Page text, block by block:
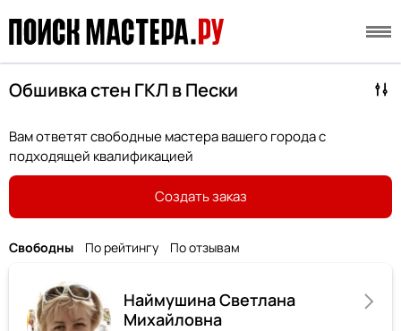
Обшивка стен ГКЛ в Пески
Вам ответят свободные мастера вашего города с
подходящей квалификацией
Создать заказ
Свободны По рейтингу По отзывам
Наймушина Светлана
Михайловна